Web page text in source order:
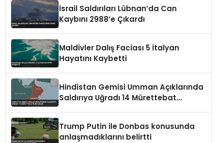
İsrail Saldırıları Lübnan’da Can
Kaybını 2988’e Çıkardı
Maldivler Dalış Faciası 5 İtalyan
Hayatını Kaybetti
Hindistan Gemisi Umman Açıklarında
Saldırıya Uğradı 14 Mürettebat
Trump Putin ile Donbas konusunda
anlaşmadıklarını belirtti